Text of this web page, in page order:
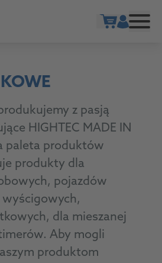
z pasją
HIGHTEC MADE IN
paleta produktów
produkty dla
pojazdów
dla mieszanej
Aby mogli
produktom